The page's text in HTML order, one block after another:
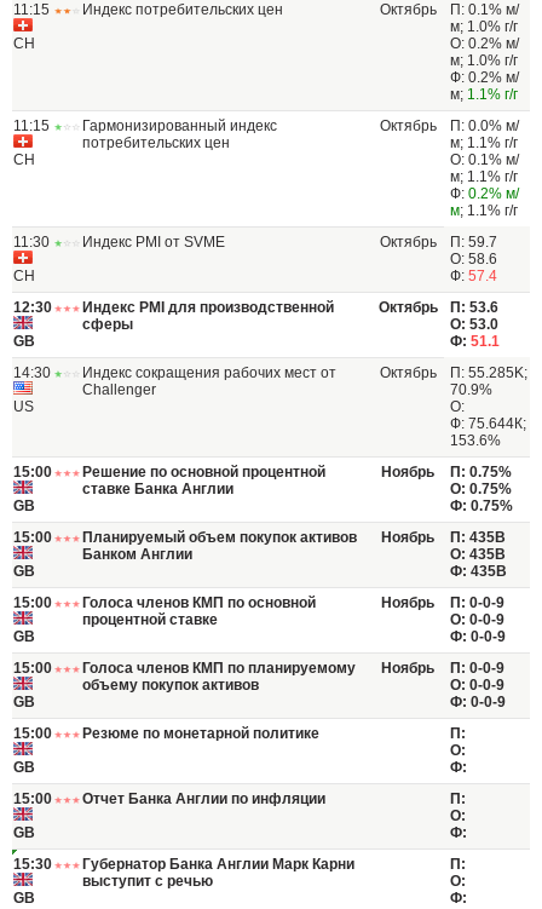
11:15
CH
Индекс потребительских цен Октябрь
П: 0.1% м/
м; 1.0% г/г
О: 0.2% м/
м; 1.0% г/г
Ф: 0.2% м/
м; 1.1% г/г
11:15
CH
Гармонизированный индекс
потребительских цен
Октябрь
П: 0.0% м/
м; 1.1% г/г
О: 0.1% м/
м; 1.1% г/г
Ф: 0.2% м/
м; 1.1% г/г
11:30
CH
Индекс PMI от SVME Октябрь
П: 59.7
О: 58.6
Ф: 57.4
12:30
GB
Индекс PMI для производственной
сферы
Октябрь
П: 53.6
О: 53.0
Ф: 51.1
14:30
US
Индекс сокращения рабочих мест от
Challenger
Октябрь
П: 55.285K;
70.9%
О:
Ф: 75.644К;
153.6%
15:00
GB
Решение по основной процентной
ставке Банка Англии
Ноябрь
П: 0.75%
О: 0.75%
Ф: 0.75%
15:00
GB
Планируемый объем покупок активов
Банком Англии
Ноябрь
П: 435B
О: 435B
Ф: 435B
15:00
GB
Голоса членов КМП по основной
процентной ставке
Ноябрь
П: 0-0-9
О: 0-0-9
Ф: 0-0-9
15:00
GB
Голоса членов КМП по планируемому
объему покупок активов
Ноябрь
П: 0-0-9
О: 0-0-9
Ф: 0-0-9
15:00
GB
Резюме по монетарной политике
П:
О:
Ф:
15:00
GB
Отчет Банка Англии по инфляции
П:
О:
Ф:
15:30
GB
Губернатор Банка Англии Марк Карни
выступит с речью
П:
О:
Ф: